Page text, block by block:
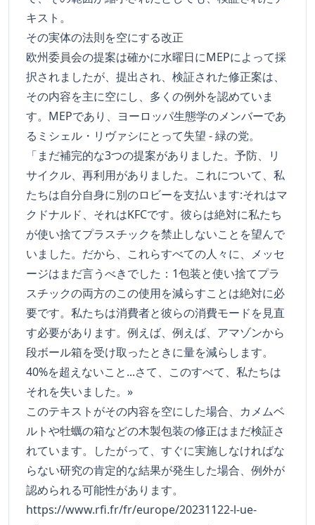
キスト。
その実体の法則を空にする改正
欧州委員会の提案は確かに水曜日にMEPによって採
択されましたが、提出され、検証された修正案は、
その内容を主に空にし、多くの例外を認めていま
す。MEPであり、ヨーロッパ生態学のメンバーであ
るミシェル・リヴァシにとって失望 - 緑の党。
「まだ補完的な3つの提案がありました。予防、リ
サイクル、再利用がありました。これについて、私
たちは自分自身に別のロビーを支払います:それはマ
クドナルド、それはKFCです。彼らは絶対に私たち
が使い捨てプラスチックを禁止しないことを望んで
いました。だから、これらすべての人々に、メッセ
ージはまだ言うべきでした：1包装と使い捨てプラ
スチックの両方のこの使用を減らすことは絶対に必
要です。私たちは消費者と彼らの消費モードを見直
す必要があります。例えば、例えば、アマゾンから
段ボール箱を受け取ったときに量を減らします。
40%を超えないこと...さて、このすべて、私たちは
それを失いました。»
このテキストがその内容を空にした場合、カメムベ
ルトや牡蠣の箱などの木製包装の修正はまだ検証さ
れています。したがって、すぐに実施しなければな
らない研究の肯定的な結果が発生した場合、例外が
認められる可能性があります。
https://www.rfi.fr/fr/europe/20231122-l-ue-